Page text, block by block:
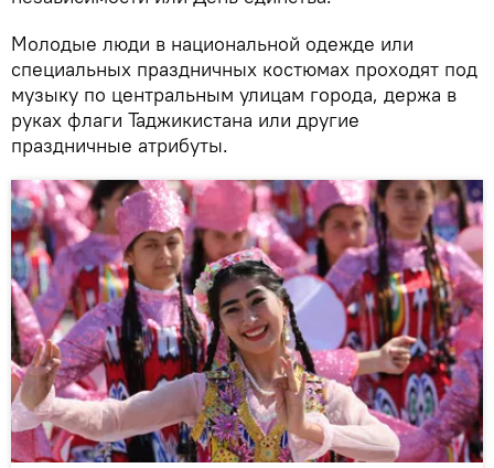
Молодые люди в национальной одежде или
специальных праздничных костюмах проходят под
музыку по центральным улицам города, держа в
руках флаги Таджикистана или другие
праздничные атрибуты.